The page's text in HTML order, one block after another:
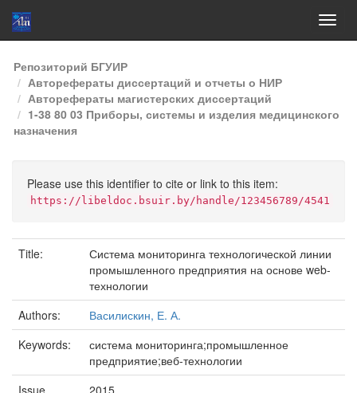
Skip
navigation
Репозиторий БГУИР
Авторефераты диссертаций и отчеты о НИР
Авторефераты магистерских диссертаций
1-38 80 03 Приборы, системы и изделия медицинского
назначения
Please use this identifier to cite or link to this item:
https://libeldoc.bsuir.by/handle/123456789/4541
Title:
Система мониторинга технологической линии
промышленного предприятия на основе web-
технологии
Authors:
Василискин, Е. А.
Keywords:
система мониторинга;промышленное
предприятие;веб-технологии
Issue
2015